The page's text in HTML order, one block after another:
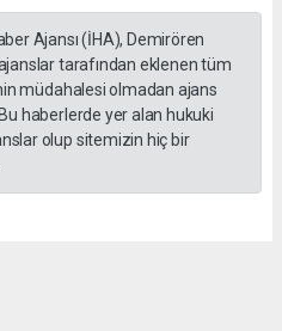
Ajansı (İHA), Demirören
tarafından eklenen tüm
müdahalesi olmadan ajans
haberlerde yer alan hukuki
olup sitemizin hiç bir